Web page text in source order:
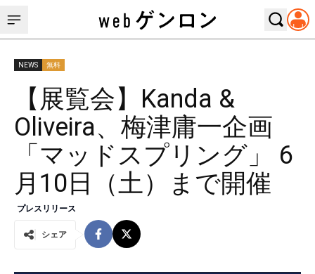
NEWS 無料
【展覧会】Kanda &
Oliveira、梅津庸一企画
「マッドスプリング」 6
月10日（土）まで開催
プレスリリース
シェア